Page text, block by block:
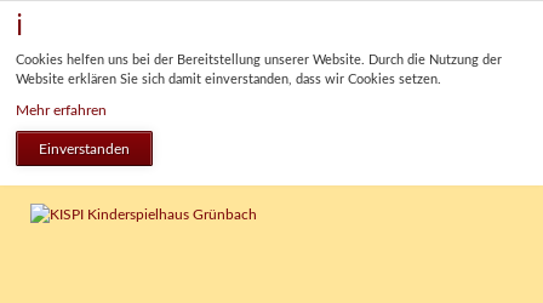
Cookies helfen uns bei der Bereitstellung unserer Website. Durch die Nutzung der
Website erklären Sie sich damit einverstanden, dass wir Cookies setzen.
Mehr erfahren
Einverstanden